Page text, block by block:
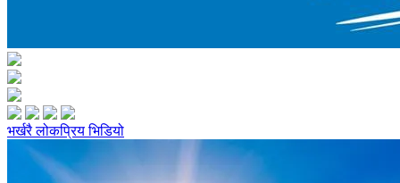
भर्खरैलोकप्रियभिडियो